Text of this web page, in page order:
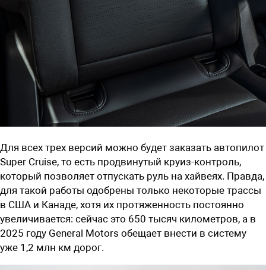
Для всех трех версий можно будет заказать автопилот
Super Cruise, то есть продвинутый круиз-контроль,
который позволяет отпускать руль на хайвеях. Правда,
для такой работы одобрены только некоторые трассы
в США и Канаде, хотя их протяженность постоянно
увеличивается: сейчас это 650 тысяч километров, а в
2025 году General Motors обещает внести в систему
уже 1,2 млн км дорог.